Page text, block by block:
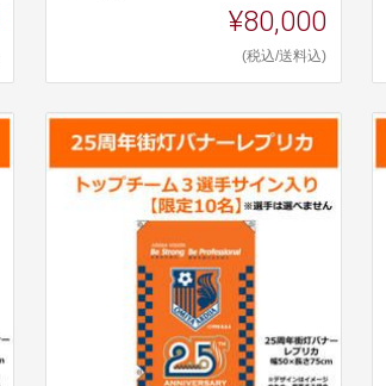
¥80,000
(税込/送料込)